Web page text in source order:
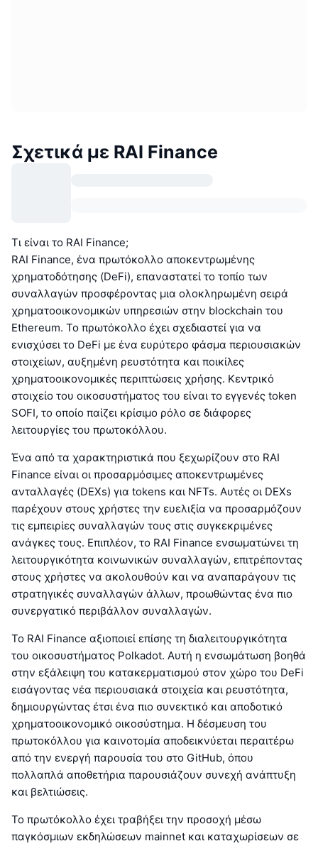
Σχετικά με RAI Finance
Τι είναι το RAI Finance;
RAI Finance, ένα πρωτόκολλο αποκεντρωμένης
χρηματοδότησης (DeFi), επαναστατεί το τοπίο των
συναλλαγών προσφέροντας μια ολοκληρωμένη σειρά
χρηματοοικονομικών υπηρεσιών στην blockchain του
Ethereum. Το πρωτόκολλο έχει σχεδιαστεί για να
ενισχύσει το DeFi με ένα ευρύτερο φάσμα περιουσιακών
στοιχείων, αυξημένη ρευστότητα και ποικίλες
χρηματοοικονομικές περιπτώσεις χρήσης. Κεντρικό
στοιχείο του οικοσυστήματος του είναι το εγγενές token
SOFI, το οποίο παίζει κρίσιμο ρόλο σε διάφορες
λειτουργίες του πρωτοκόλλου.
Ένα από τα χαρακτηριστικά που ξεχωρίζουν στο RAI
Finance είναι οι προσαρμόσιμες αποκεντρωμένες
ανταλλαγές (DEXs) για tokens και NFTs. Αυτές οι DEXs
παρέχουν στους χρήστες την ευελιξία να προσαρμόζουν
τις εμπειρίες συναλλαγών τους στις συγκεκριμένες
ανάγκες τους. Επιπλέον, το RAI Finance ενσωματώνει τη
λειτουργικότητα κοινωνικών συναλλαγών, επιτρέποντας
στους χρήστες να ακολουθούν και να αναπαράγουν τις
στρατηγικές συναλλαγών άλλων, προωθώντας ένα πιο
συνεργατικό περιβάλλον συναλλαγών.
Το RAI Finance αξιοποιεί επίσης τη διαλειτουργικότητα
του οικοσυστήματος Polkadot. Αυτή η ενσωμάτωση βοηθά
στην εξάλειψη του κατακερματισμού στον χώρο του DeFi
εισάγοντας νέα περιουσιακά στοιχεία και ρευστότητα,
δημιουργώντας έτσι ένα πιο συνεκτικό και αποδοτικό
χρηματοοικονομικό οικοσύστημα. Η δέσμευση του
πρωτοκόλλου για καινοτομία αποδεικνύεται περαιτέρω
από την ενεργή παρουσία του στο GitHub, όπου
πολλαπλά αποθετήρια παρουσιάζουν συνεχή ανάπτυξη
και βελτιώσεις.
Το πρωτόκολλο έχει τραβήξει την προσοχή μέσω
παγκόσμιων εκδηλώσεων mainnet και καταχωρίσεων σε